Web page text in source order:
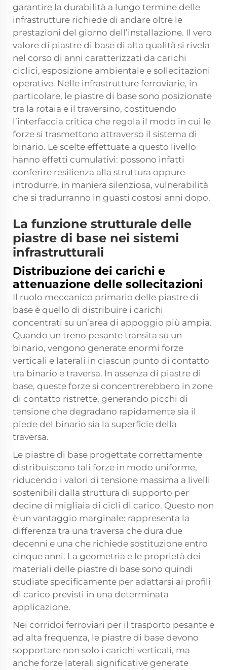
garantire la durabilità a lungo termine delle
infrastrutture richiede di andare oltre le
prestazioni del giorno dell’installazione. Il vero
valore di piastre di base di alta qualità si rivela
nel corso di anni caratterizzati da carichi
ciclici, esposizione ambientale e sollecitazioni
operative. Nelle infrastrutture ferroviarie, in
particolare, le piastre di base sono posizionate
tra la rotaia e il traversino, costituendo
l’interfaccia critica che regola il modo in cui le
forze si trasmettono attraverso il sistema di
binario. Le scelte effettuate a questo livello
hanno effetti cumulativi: possono infatti
conferire resilienza alla struttura oppure
introdurre, in maniera silenziosa, vulnerabilità
che si tradurranno in guasti costosi anni dopo.
La funzione strutturale delle
piastre di base nei sistemi
infrastrutturali
Distribuzione dei carichi e
attenuazione delle sollecitazioni
Il ruolo meccanico primario delle piastre di
base è quello di distribuire i carichi
concentrati su un’area di appoggio più ampia.
Quando un treno pesante transita su un
binario, vengono generate enormi forze
verticali e laterali in ciascun punto di contatto
tra binario e traversa. In assenza di piastre di
base, queste forze si concentrerebbero in zone
di contatto ristrette, generando picchi di
tensione che degradano rapidamente sia il
piede del binario sia la superficie della
traversa.
Le piastre di base progettate correttamente
distribuiscono tali forze in modo uniforme,
riducendo i valori di tensione massima a livelli
sostenibili dalla struttura di supporto per
decine di migliaia di cicli di carico. Questo non
è un vantaggio marginale: rappresenta la
differenza tra una traversa che dura due
decenni e una che richiede sostituzione entro
cinque anni. La geometria e le proprietà dei
materiali delle piastre di base sono quindi
studiate specificamente per adattarsi ai profili
di carico previsti in una determinata
applicazione.
Nei corridoi ferroviari per il trasporto pesante e
ad alta frequenza, le piastre di base devono
sopportare non solo i carichi verticali, ma
anche forze laterali significative generate